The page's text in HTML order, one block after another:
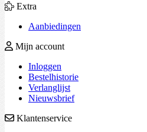
Extra
Aanbiedingen
Mijn account
Inloggen
Bestelhistorie
Verlanglijst
Nieuwsbrief
Klantenservice